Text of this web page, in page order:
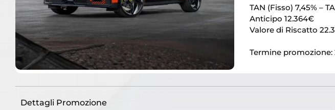
TAN (Fisso) 7,45% –
Anticipo 12.364€
Valore di Riscatto
Termine promozione:
Dettagli Promozione